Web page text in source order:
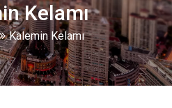
Kelamı
Kalemin Kelamı